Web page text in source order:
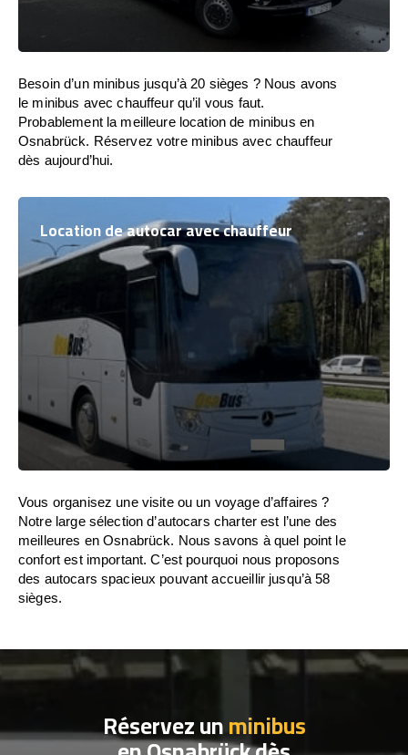
Besoin d’un minibus jusqu’à 20 sièges ? Nous avons
le minibus avec chauffeur qu’il vous faut.
Probablement la meilleure location de minibus en
Osnabrück. Réservez votre minibus avec chauffeur
dès aujourd’hui.
Location de autocar avec chauffeur
Vous organisez une visite ou un voyage d’affaires ?
Notre large sélection d’autocars charter est l’une des
meilleures en Osnabrück. Nous savons à quel point le
confort est important. C’est pourquoi nous proposons
des autocars spacieux pouvant accueillir jusqu’à 58
sièges.
Réservez unminibus